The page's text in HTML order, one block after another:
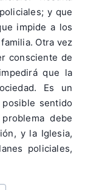
y que
impide a los
Otra vez
consciente de
que la
Es un
sentido
debe
y la Iglesia,
policiales,